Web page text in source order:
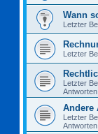
Wann
Letzter
Letzter
Letzter
Antworten:
Andere
Letzter
Antworten: